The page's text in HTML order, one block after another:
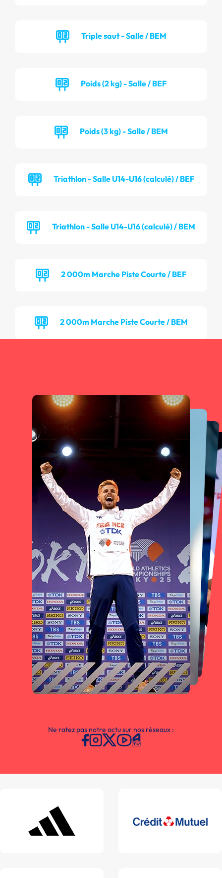
Triple saut - Salle / BEM
Poids (2 kg) - Salle / BEF
Poids (3 kg) - Salle / BEM
Triathlon - Salle U14-U16 (calculé) / BEF
Triathlon - Salle U14-U16 (calculé) / BEM
2 000m Marche Piste Courte / BEF
2 000m Marche Piste Courte / BEM
Ne ratez pas notre actu sur nos réseaux :